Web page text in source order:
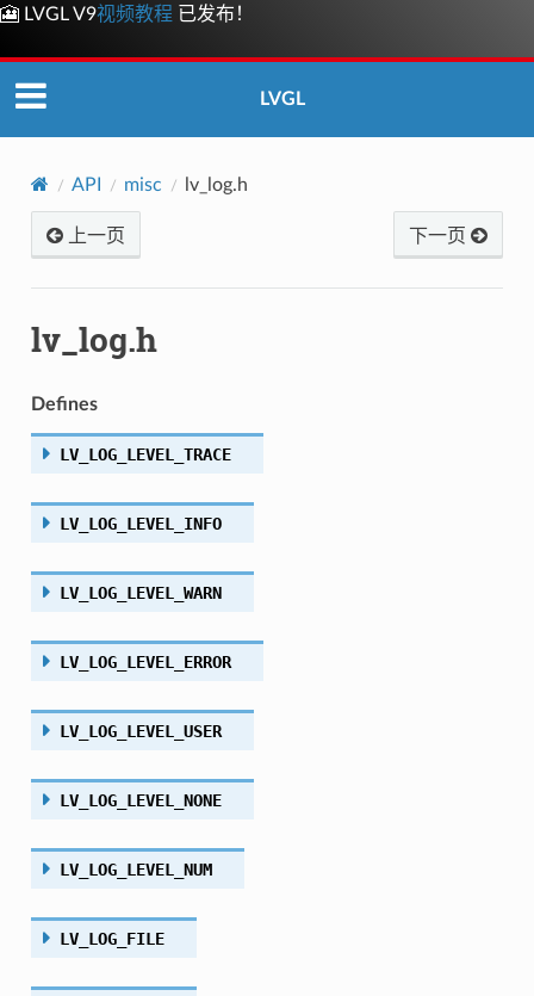
🎦 LVGL V9视频教程 已发布！
LVGL
API misc lv_log.h
上一页 下一页
lv_log.h
Defines
LV_LOG_LEVEL_TRACE
LV_LOG_LEVEL_INFO
LV_LOG_LEVEL_WARN
LV_LOG_LEVEL_ERROR
LV_LOG_LEVEL_USER
LV_LOG_LEVEL_NONE
LV_LOG_LEVEL_NUM
LV_LOG_FILE